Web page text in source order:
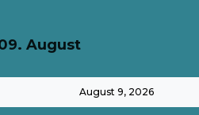
August
August 9, 2026